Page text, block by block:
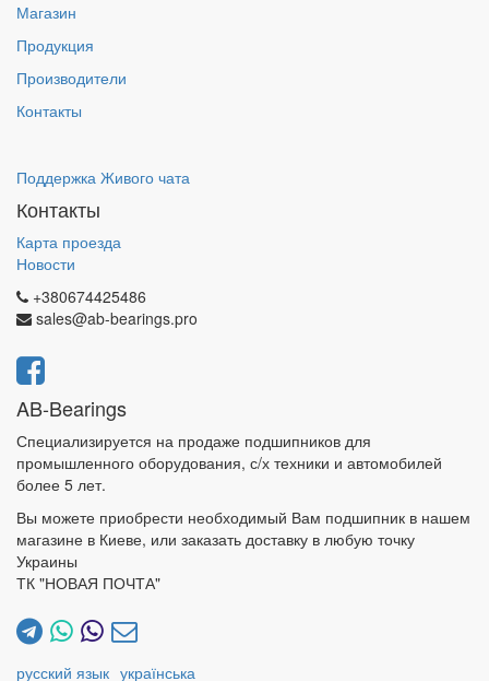
Магазин
Продукция
Производители
Контакты
Поддержка Живого чата
Контакты
Карта проезда
Новости
+380674425486
sales@ab-bearings.pro
AB-Bearings
Специализируется на продаже подшипников для
промышленного оборудования, с/х техники и автомобилей
более 5 лет.
Вы можете приобрести необходимый Вам подшипник в нашем
магазине в Киеве, или заказать доставку в любую точку
Украины
ТК "НОВАЯ ПОЧТА"
русский язык українська